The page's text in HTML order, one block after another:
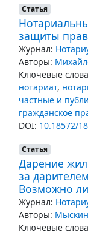
Статья
защиты прав
Журнал:
Авторы:
Ключевые
нотариат,
частные и
гражданское
DOI: 10.18572/
Статья
Дарение
за
Возможно ли
Журнал:
Авторы:
Ключевые